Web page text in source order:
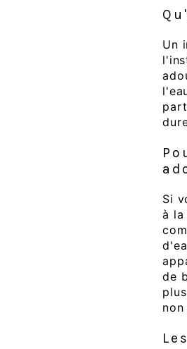
Un
Si
à la
de